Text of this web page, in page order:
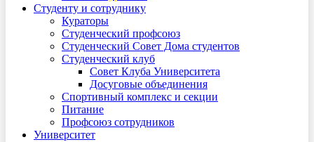
Студенту и сотруднику
Кураторы
Студенческий профсоюз
Студенческий Совет Дома студентов
Студенческий клуб
Совет Клуба Университета
Досуговые объединения
Спортивный комплекс и секции
Питание
Профсоюз сотрудников
Университет